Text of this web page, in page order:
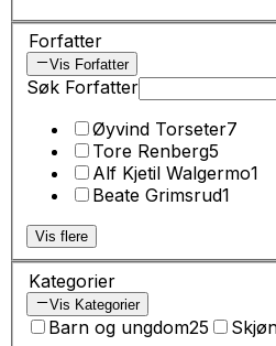
Forfatter
Vis Forfatter
Søk Forfatter
Øyvind Torseter7
Tore Renberg5
Alf Kjetil Walgermo1
Beate Grimsrud1
Vis flere
Kategorier
Vis Kategorier
Barn og ungdom25